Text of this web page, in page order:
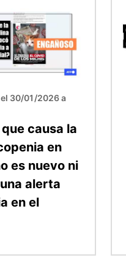
30/01/2026 a
causa la
en
es nuevo ni
alerta
en el